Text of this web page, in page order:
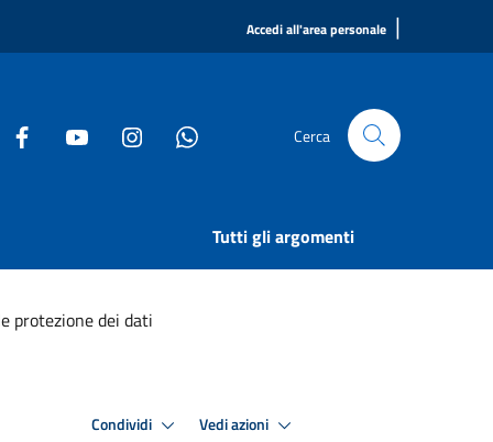
Accedi all'area personale |
Cerca
Tutti gli argomenti
protezione dei dati
Condividi Vedi azioni